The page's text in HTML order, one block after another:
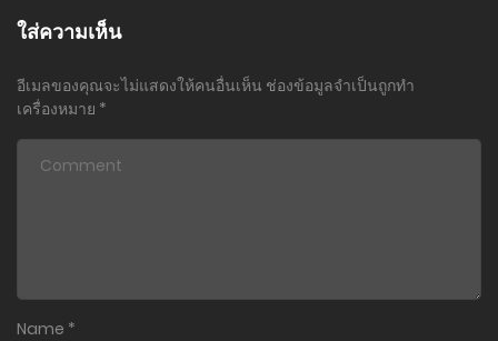
24 กุมภาพันธ์ 2024
24 กุมภาพันธ์ 2024
ตอนที่ 10.3
ใส่ความเห็น
อีเมลของคุณจะไม่แสดงให้คนอื่นเห็น ช่องข้อมูลจำเป็นถูกทำ
เครื่องหมาย *
Name *